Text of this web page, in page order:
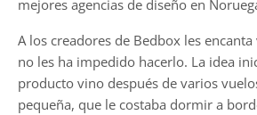
mejores agencias de diseño en
A los creadores de Bedbox les
no les ha impedido hacerlo. La idea
producto vino después de varios
pequeña, que le costaba dormir a